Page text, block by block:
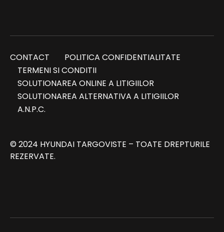
CONTACT
POLITICA CONFIDENTIALITATE
TERMENI SI CONDITII
SOLUTIONAREA ONLINE A LITIGIILOR
SOLUTIONAREA ALTERNATIVA A LITIGIILOR
A.N.P.C.
© 2024 HYUNDAI TARGOVISTE – TOATE DREPTURILE
REZERVATE.